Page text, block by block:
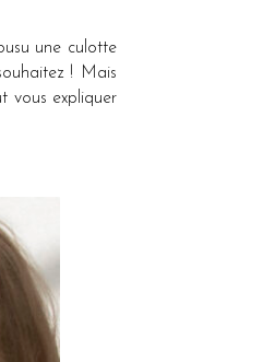
une culotte
! Mais
vous expliquer